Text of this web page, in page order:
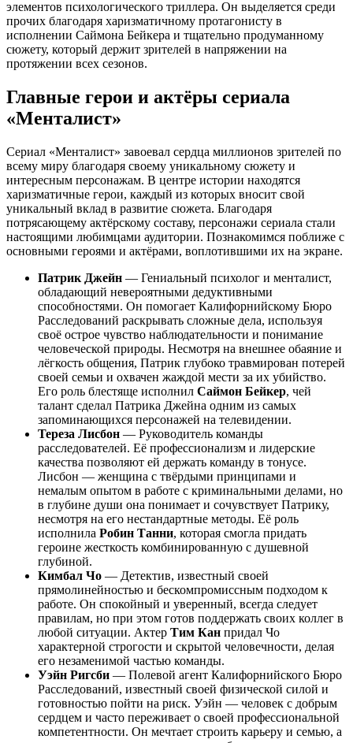
элементов психологического триллера. Он выделяется среди
прочих благодаря харизматичному протагонисту в
исполнении Саймона Бейкера и тщательно продуманному
сюжету, который держит зрителей в напряжении на
протяжении всех сезонов.
Главные герои и актёры сериала
«Менталист»
Сериал «Менталист» завоевал сердца миллионов зрителей по
всему миру благодаря своему уникальному сюжету и
интересным персонажам. В центре истории находятся
харизматичные герои, каждый из которых вносит свой
уникальный вклад в развитие сюжета. Благодаря
потрясающему актёрскому составу, персонажи сериала стали
настоящими любимцами аудитории. Познакомимся поближе с
основными героями и актёрами, воплотившими их на экране.
Патрик Джейн — Гениальный психолог и менталист,
обладающий невероятными дедуктивными
способностями. Он помогает Калифорнийскому Бюро
Расследований раскрывать сложные дела, используя
своё острое чувство наблюдательности и понимание
человеческой природы. Несмотря на внешнее обаяние и
лёгкость общения, Патрик глубоко травмирован потерей
своей семьи и охвачен жаждой мести за их убийство.
Его роль блестяще исполнил Саймон Бейкер, чей
талант сделал Патрика Джейна одним из самых
запоминающихся персонажей на телевидении.
Тереза Лисбон — Руководитель команды
расследователей. Её профессионализм и лидерские
качества позволяют ей держать команду в тонусе.
Лисбон — женщина с твёрдыми принципами и
немалым опытом в работе с криминальными делами, но
в глубине души она понимает и сочувствует Патрику,
несмотря на его нестандартные методы. Её роль
исполнила Робин Танни, которая смогла придать
героине жесткость комбинированную с душевной
глубиной.
Кимбал Чо — Детектив, известный своей
прямолинейностью и бескомпромиссным подходом к
работе. Он спокойный и уверенный, всегда следует
правилам, но при этом готов поддержать своих коллег в
любой ситуации. Актер Тим Кан придал Чо
характерной строгости и скрытой человечности, делая
его незаменимой частью команды.
Уэйн Ригсби — Полевой агент Калифорнийского Бюро
Расследований, известный своей физической силой и
готовностью пойти на риск. Уэйн — человек с добрым
сердцем и часто переживает о своей профессиональной
компетентности. Он мечтает строить карьеру и семью, а